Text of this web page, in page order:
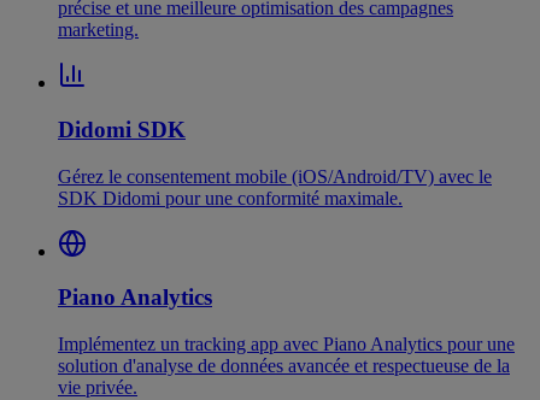
précise et une meilleure optimisation des campagnes
marketing.
Didomi SDK
Gérez le consentement mobile (iOS/Android/TV) avec le
SDK Didomi pour une conformité maximale.
Piano Analytics
Implémentez un tracking app avec Piano Analytics pour une
solution d'analyse de données avancée et respectueuse de la
vie privée.